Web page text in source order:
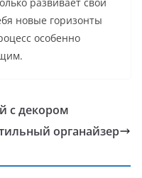
новые горизонты
особенно
с декором
органайзер